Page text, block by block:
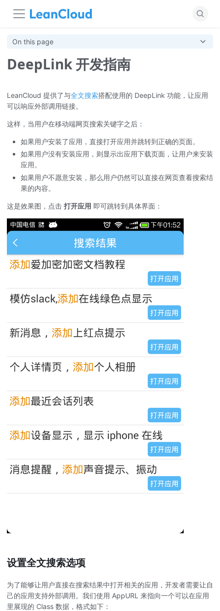
On this page
DeepLink 开发指南
LeanCloud 提供了与全文搜索搭配使用的 DeepLink 功能，让应用
可以响应外部调用链接。
这样，当用户在移动端网页搜索关键字之后：
如果用户安装了应用，直接打开应用并跳转到正确的页面。
如果用户没有安装应用，则显示出应用下载页面，让用户来安装
应用。
如果用户不愿意安装，那么用户仍然可以直接在网页查看搜索结
果的内容。
这是效果图，点击 打开应用 即可跳转到具体界面：
设置全文搜索选项
为了能够让用户直接在搜索结果中打开相关的应用，开发者需要让自
己的应用支持外部调用。我们使用 AppURL 来指向一个可以在应用
里展现的 Class 数据，格式如下：